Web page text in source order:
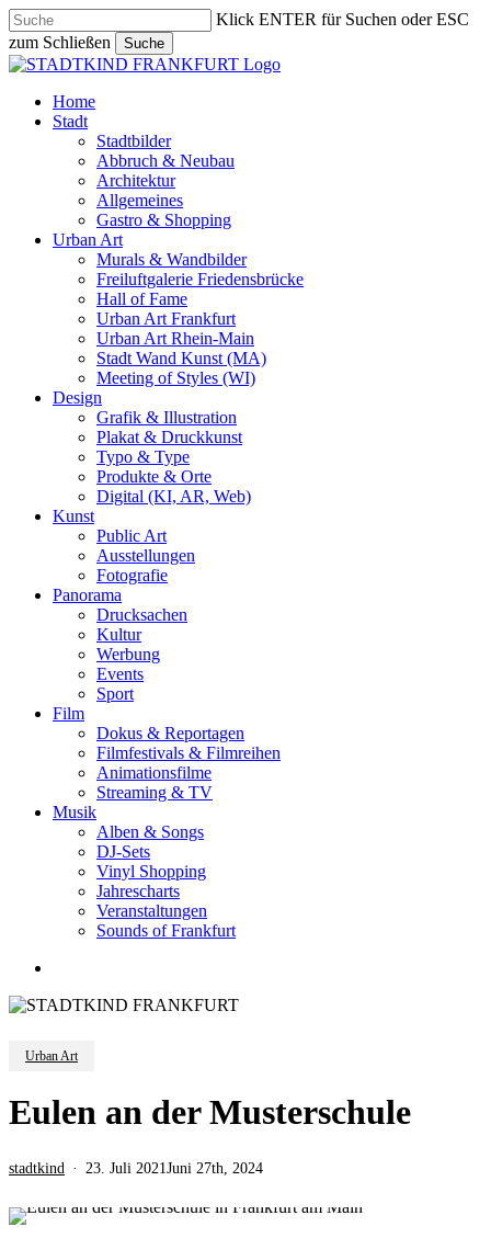
Skip
to
main
content
Klick ENTER für Suchen oder ESC
zum Schließen
Suche
Close
search
Menu
Home
Stadt
Stadtbilder
Abbruch & Neubau
Architektur
Allgemeines
Gastro & Shopping
Urban Art
Murals & Wandbilder
Freiluftgalerie Friedensbrücke
Hall of Fame
Urban Art Frankfurt
Urban Art Rhein-Main
Stadt Wand Kunst (MA)
Meeting of Styles (WI)
Design
Grafik & Illustration
Plakat & Druckkunst
Typo & Type
Produkte & Orte
Digital (KI, AR, Web)
Kunst
Public Art
Ausstellungen
Fotografie
Panorama
Drucksachen
Kultur
Werbung
Events
Sport
Film
Dokus & Reportagen
Filmfestivals & Filmreihen
Animationsfilme
Streaming & TV
Musik
Alben & Songs
DJ-Sets
Vinyl Shopping
Jahrescharts
Veranstaltungen
Sounds of Frankfurt
Urban Art
Eulen an der Musterschule
stadtkind 23. Juli 2021 Juni 27th, 2024